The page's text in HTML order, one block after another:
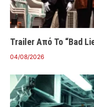
Trailer Από Το “Bad
04/08/2026